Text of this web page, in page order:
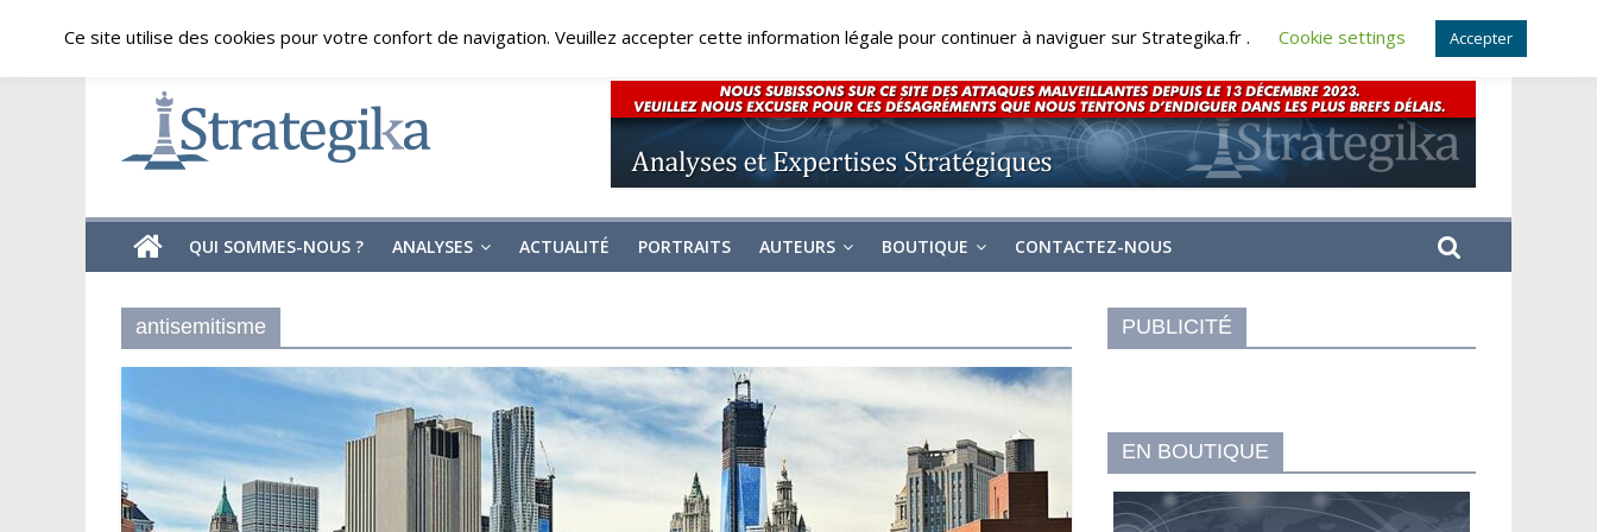
content
vendredi, août 7, 2026
Strategika
Expertise
Analyses
géostratégiques
QUI SOMMES-NOUS ? ANALYSES ACTUALITÉ PORTRAITS AUTEURS BOUTIQUE CONTACTEZ-NOUS
antisemitisme PUBLICITÉ
EN BOUTIQUE
Ce site utilise des cookies pour votre confort de navigation. Veuillez accepter cette information légale pour continuer à naviguer sur Strategika.fr . Cookie settings Accepter